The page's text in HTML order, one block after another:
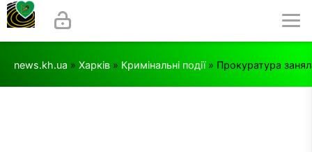
news.kh.ua » Харків » Кримінальні події» Прокуратура